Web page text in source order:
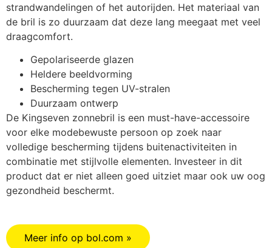
strandwandelingen of het autorijden. Het materiaal van
de bril is zo duurzaam dat deze lang meegaat met veel
draagcomfort.
Gepolariseerde glazen
Heldere beeldvorming
Bescherming tegen UV-stralen
Duurzaam ontwerp
De Kingseven zonnebril is een must-have-accessoire
voor elke modebewuste persoon op zoek naar
volledige bescherming tijdens buitenactiviteiten in
combinatie met stijlvolle elementen. Investeer in dit
product dat er niet alleen goed uitziet maar ook uw oog
gezondheid beschermt.
Meer info op bol.com »